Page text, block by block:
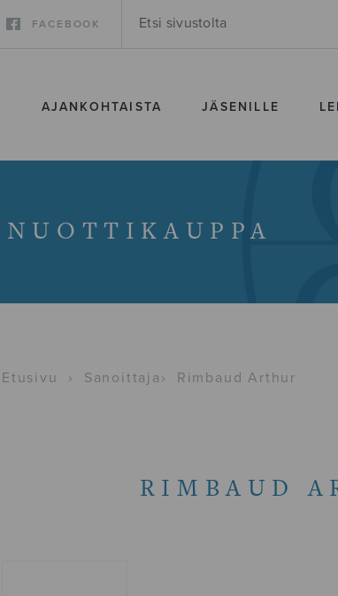
FACEBOOK
AJANKOHTAISTA JÄSENILLE
NUOTTIKAUPPA
Etusivu › Sanoittaja › Rimbaud Arthur
RIMBAUD